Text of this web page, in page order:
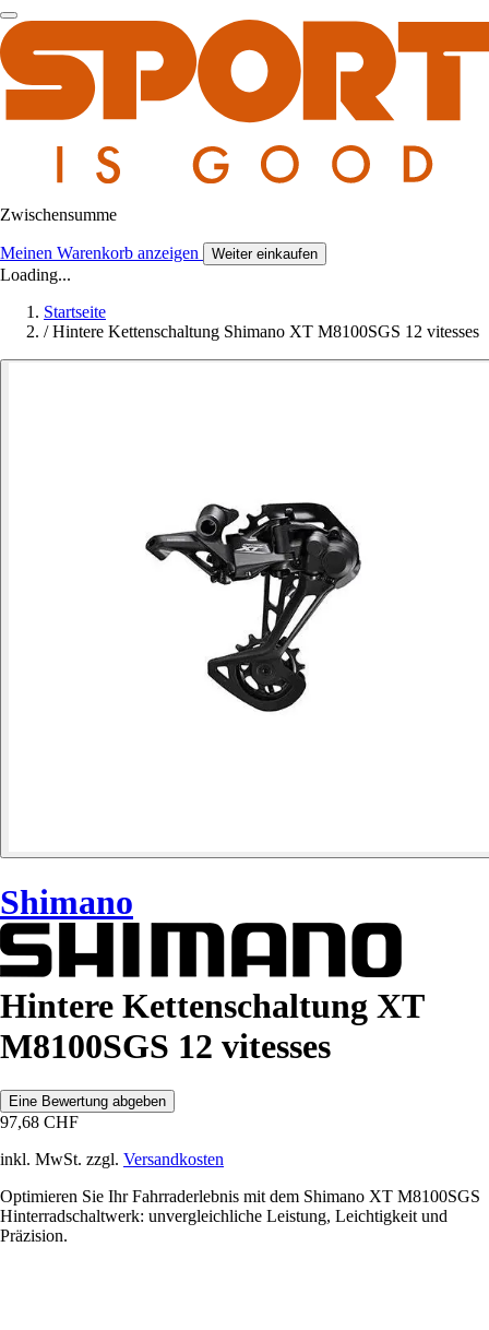
Zwischensumme
Meinen Warenkorb anzeigen Weiter einkaufen
Loading...
Startseite
/ Hintere Kettenschaltung Shimano XT M8100SGS 12 vitesses
Shimano
Hintere Kettenschaltung XT
M8100SGS 12 vitesses
Eine Bewertung abgeben
97,68 CHF
inkl. MwSt. zzgl. Versandkosten
Optimieren Sie Ihr Fahrraderlebnis mit dem Shimano XT M8100SGS
Hinterradschaltwerk: unvergleichliche Leistung, Leichtigkeit und
Präzision.